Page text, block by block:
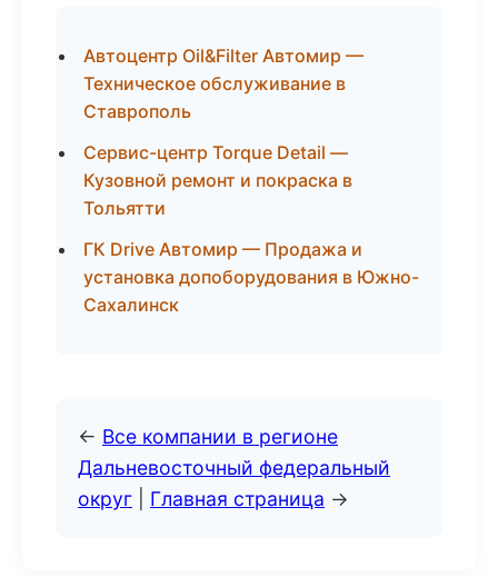
Автоцентр Oil&Filter Автомир —
Техническое обслуживание в
Ставрополь
Сервис-центр Torque Detail —
Кузовной ремонт и покраска в
Тольятти
ГК Drive Автомир — Продажа и
установка допоборудования в Южно-
Сахалинск
← Все компании в регионе
Дальневосточный федеральный
округ
Главная страница →